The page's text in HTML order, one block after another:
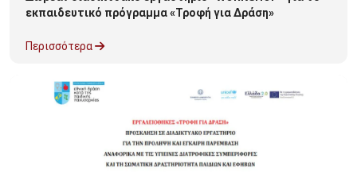
εκπαιδευτικό πρόγραμμα «Τροφή για Δράση»
Περισσότερα